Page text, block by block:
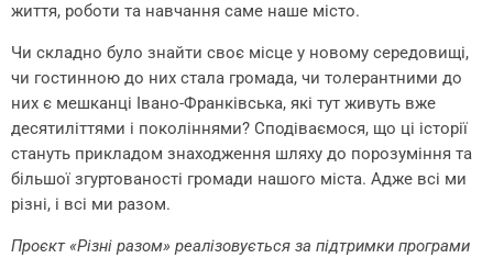
життя, роботи та навчання саме наше місто.
Чи складно було знайти своє місце у новому середовищі,
чи гостинною до них стала громада, чи толерантними до
них є мешканці Івано-Франківська, які тут живуть вже
десятиліттями і поколіннями? Сподіваємося, що ці історії
стануть прикладом знаходження шляху до порозуміння та
більшої згуртованості громади нашого міста. Адже всі ми
різні, і всі ми разом.
Проєкт «Різні разом» реалізовується за підтримки програми